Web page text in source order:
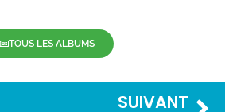
TOUS LES ALBUMS
SUIVANT